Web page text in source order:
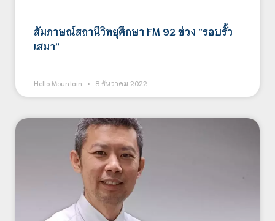
สัมภาษณ์สถานีวิทยุศึกษา FM 92 ช่วง “รอบรั้ว
เสมา”
Hello Mountain 8 ธันวาคม 2022